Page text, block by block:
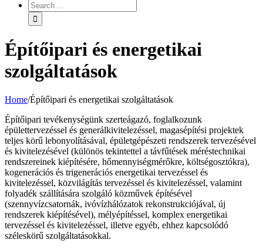
Építőipari és energetikai
szolgáltatások
Home/Építőipari és energetikai szolgáltatások
Építőipari tevékenységünk szerteágazó, foglalkozunk
épülettervezéssel és generálkivitelezéssel, magasépítési projektek
teljes körű lebonyolításával, épületgépészeti rendszerek tervezésével
és kivitelezésével (különös tekintettel a távfűtések méréstechnikai
rendszereinek kiépítésére, hőmennyiségmérőkre, költségosztókra),
kogenerációs és trigenerációs energetikai tervezéssel és
kivitelezéssel, közvilágítás tervezéssel és kivitelezéssel, valamint
folyadék szállítására szolgáló közművek építésével
(szennyvízcsatornák, ivóvízhálózatok rekonstrukciójával, új
rendszerek kiépítésével), mélyépítéssel, komplex energetikai
tervezéssel és kivitelezéssel, illetve egyéb, ehhez kapcsolódó
széleskörű szolgáltatásokkal.